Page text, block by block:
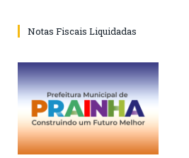
Notas Fiscais Liquidadas